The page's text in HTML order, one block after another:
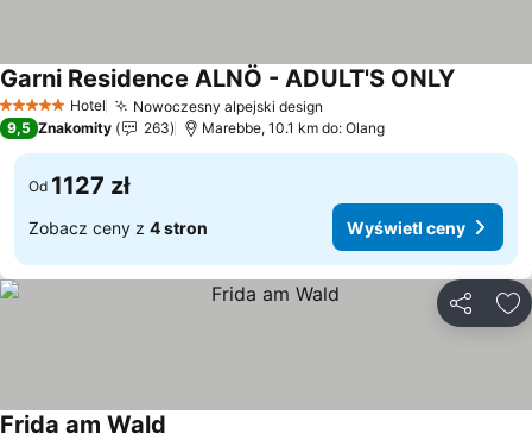
5 KategoriaHotel Nowoczesny alpejski design
Garni Residence ALNÖ - ADULT'S ONLY
9,5 Znakomity 263 Marebbe, 10.1 km do: Olang
Od 1127 zł
Zobacz ceny z 4 stron Wyświetl ceny
Frida am Wald